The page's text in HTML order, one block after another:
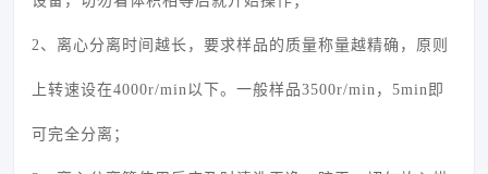
2、离心分离时间越长，要求样品的质量称量越精确，原则
上转速设在4000r/min以下。一般样品3500r/min，5min即
可完全分离；